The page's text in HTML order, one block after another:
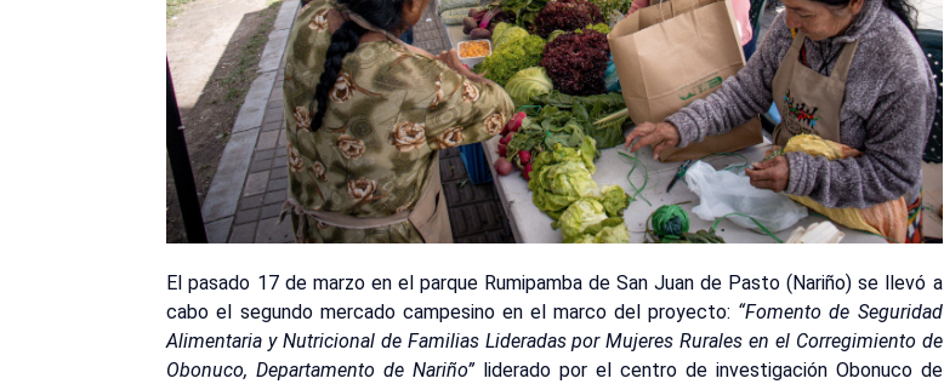
El pasado 17 de marzo en el parque Rumipamba de San Juan de Pasto (Nariño) se llevó a
cabo el segundo mercado campesino en el marco del proyecto: “Fomento de Seguridad
Alimentaria y Nutricional de Familias Lideradas por Mujeres Rurales en el Corregimiento de
Obonuco, Departamento de Nariño”liderado por el centro de investigación Obonuco de